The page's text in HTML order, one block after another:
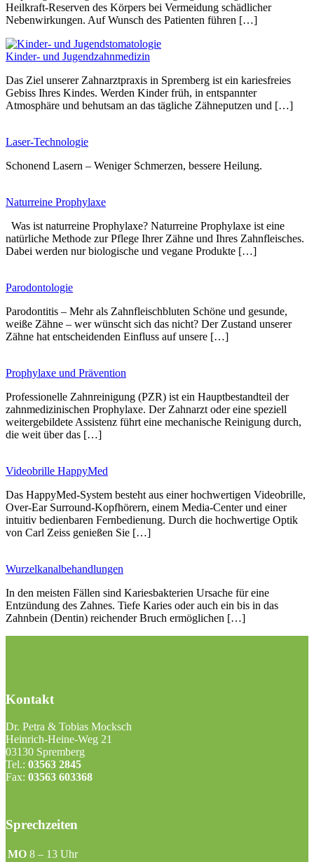
Heilkraft-Reserven des Körpers bei Vermeidung schädlicher
Nebenwirkungen. Auf Wunsch des Patienten führen […]
Kinder- und Jugendzahnmedizin
Das Ziel unserer Zahnarztpraxis in Spremberg ist ein kariesfreies
Gebiss Ihres Kindes. Werden Kinder früh, in entspannter
Atmosphäre und behutsam an das tägliche Zähneputzen und […]
Laser-Technologie
Schonend Lasern – Weniger Schmerzen, bessere Heilung.
Naturreine Prophylaxe
Was ist naturreine Prophylaxe? Naturreine Prophylaxe ist eine
natürliche Methode zur Pflege Ihrer Zähne und Ihres Zahnfleisches.
Dabei werden nur biologische und vegane Produkte […]
Parodontologie
Parodontitis – Mehr als Zahnfleischbluten Schöne und gesunde,
weiße Zähne – wer wünscht sich das nicht? Der Zustand unserer
Zähne hat entscheidenden Einfluss auf unsere […]
Prophylaxe und Prävention
Professionelle Zahnreinigung (PZR) ist ein Hauptbestandteil der
zahnmedizinischen Prophylaxe. Der Zahnarzt oder eine speziell
weitergebildete Assistenz führt eine mechanische Reinigung durch,
die weit über das […]
Videobrille HappyMed
Das HappyMed-System besteht aus einer hochwertigen Videobrille,
Over-Ear Surround-Kopfhörern, einem Media-Center und einer
intuitiv bedienbaren Fernbedienung. Durch die hochwertige Optik
von Carl Zeiss genießen Sie […]
Wurzelkanalbehandlungen
In den meisten Fällen sind Kariesbakterien Ursache für eine
Entzündung des Zahnes. Tiefe Karies oder auch ein bis in das
Zahnbein (Dentin) reichender Bruch ermöglichen […]
Kontakt
Dr. Petra & Tobias Mocksch
Heinrich-Heine-Weg 21
03130 Spremberg
Tel.: 03563 2845
Fax: 03563 603368
Sprechzeiten
MO 8 – 13 Uhr